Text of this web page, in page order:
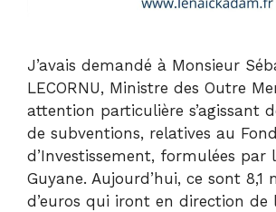
J’avais demandé à Monsieur
LECORNU, Ministre des Outre
attention particulière s’agissant
de subventions, relatives au
d’Investissement, formulées par
Guyane. Aujourd’hui, ce sont 8,1
d’euros qui iront en direction de